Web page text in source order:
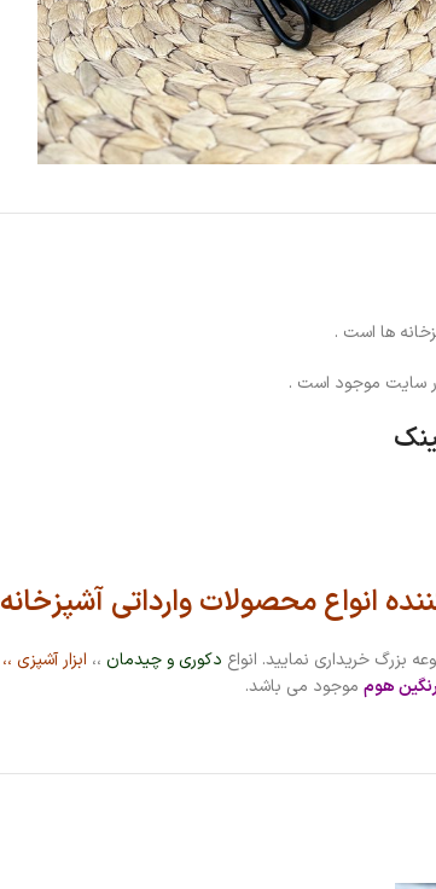
ها است .
سایت موجود است .
انواع محصولات وارداتی آشپزخانه
بزرگ خریداری نمایید. انواع دکوری و چیدمان ،، ابزار آشپزی ،،
هوم موجود می باشد.